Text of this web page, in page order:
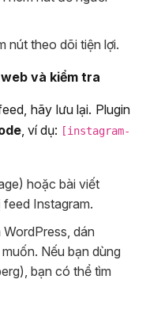
nút theo dõi tiện lợi.
và kiểm tra
hãy lưu lại. Plugin
, ví dụ: [instagram-
hoặc bài viết
Instagram.
dán
Nếu bạn dùng
bạn có thể tìm